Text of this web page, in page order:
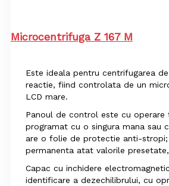
Microcentrifuga Z 167 M
Este ideala pentru centrifugarea
reactie, fiind controlata de un
LCD mare.
Panoul de control este cu operare
programat cu o singura mana sau
are o folie de protectie anti-stropi;
permanenta atat valorile
Capac cu inchidere
identificare a dezechilibrului, cu